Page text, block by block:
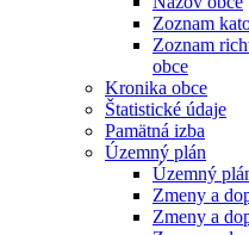
Zoznam
Zoznam
obce
Kronika obce
Štatistické údaje
Pamätná izba
Územný plán
Územný
Zmeny a
Zmeny a